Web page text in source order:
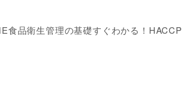
食品衛生管理の基礎すぐわかる！